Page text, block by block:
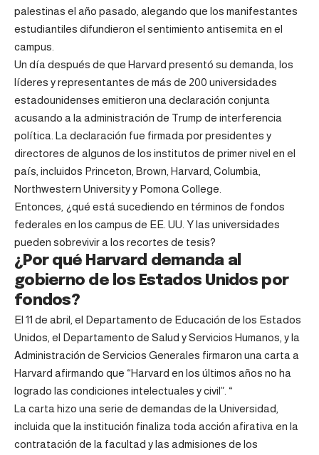
palestinas el año pasado, alegando que los manifestantes
estudiantiles difundieron el sentimiento antisemita en el
campus.
Un día después de que Harvard presentó su demanda, los
líderes y representantes de más de 200 universidades
estadounidenses emitieron una declaración conjunta
acusando a la administración de Trump de interferencia
política. La declaración fue firmada por presidentes y
directores de algunos de los institutos de primer nivel en el
país, incluidos Princeton, Brown, Harvard, Columbia,
Northwestern University y Pomona College.
Entonces, ¿qué está sucediendo en términos de fondos
federales en los campus de EE. UU. Y las universidades
pueden sobrevivir a los recortes de tesis?
¿Por qué Harvard demanda al
gobierno de los Estados Unidos por
fondos?
El 11 de abril, el Departamento de Educación de los Estados
Unidos, el Departamento de Salud y Servicios Humanos, y la
Administración de Servicios Generales firmaron una carta a
Harvard afirmando que “Harvard en los últimos años no ha
logrado las condiciones intelectuales y civil”. “
La carta hizo una serie de demandas de la Universidad,
incluida que la institución finaliza toda acción afirativa en la
contratación de la facultad y las admisiones de los